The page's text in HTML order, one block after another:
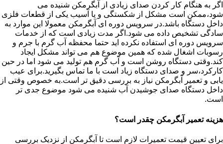
اگر به هنگام کار کردن صدای زیادی از آبگرمکن شنیده می
شود،ممکن است مشکل از شکستگی و یا آسیب یکی از قطعات فلزی
داخل دستگاه باشد.در سرویس دوره ای آبگرمکن معمولا این موارد به
سادگی تشخیص داده می شود.اگر مدت زیادی است که از خدمات
سرویس دوره ای استفاده نکرده اید حتما محفظه آب گرم با جرم و
رسوبات اشغال شده که همین موضوع هم می تواند مشکل ایجاد
کند.وقتی دستگاه روشن است و آب گرم هم تولید می شود اما در حین
کارکرد،سر و صدای دستگاه زیاد است با ما تماس بگیرید.برای عیب
یابی و تعمیر آبگرمکن نیاز به بررسی دقیق تر است.به خصوص وقتی از
داخل دستگاه صدای جوشیدن آب شنیده می شود موضوع جدی تر
است.
هزینه تعمیر آبگرمکن چقدر است؟
برای تعیین قیمت تعمیرات لازم است تا آبگرمکن از نزدیک بررسی